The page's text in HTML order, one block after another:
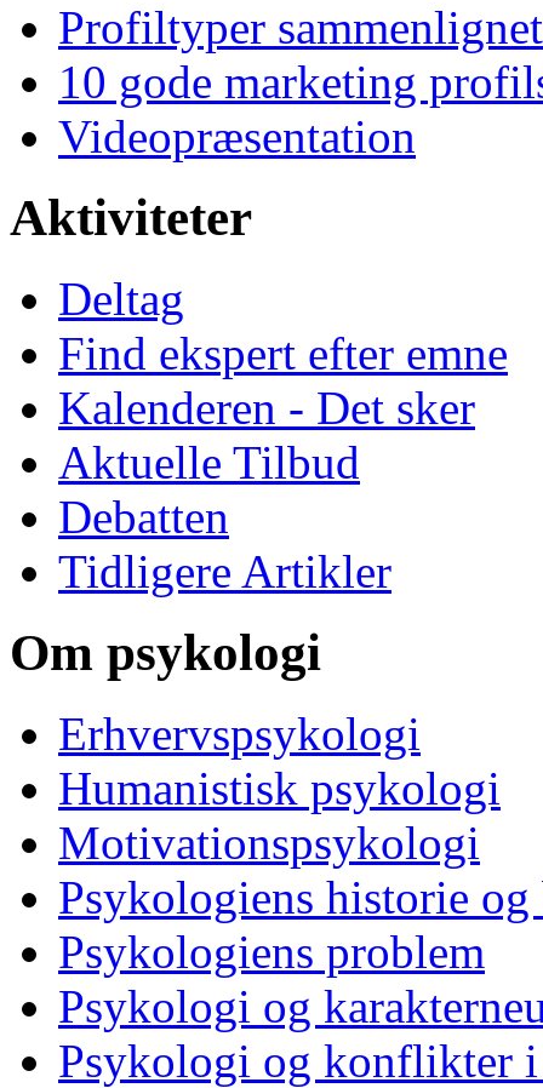
Profiltyper sammenlignet
10 gode marketing
Videopræsentation
Aktiviteter
Deltag
Find ekspert efter emne
Kalenderen - Det sker
Aktuelle Tilbud
Debatten
Tidligere Artikler
Om psykologi
Erhvervspsykologi
Humanistisk psykologi
Motivationspsykologi
Psykologiens historie og
Psykologiens problem
Psykologi og
Psykologi og konflikter